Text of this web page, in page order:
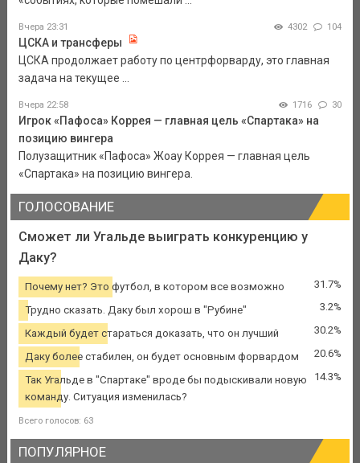
Вчера 23:31 4302 104
ЦСКА и трансферы
ЦСКА продолжает работу по центрфорварду, это главная
задача на текущее ...
Вчера 22:58 1716 30
Игрок «Пафоса» Коррея — главная цель «Спартака» на
позицию вингера
Полузащитник «Пафоса» Жоау Коррея — главная цель
«Спартака» на позицию вингера.
ГОЛОСОВАНИЕ
Сможет ли Угальде выиграть конкуренцию у
Даку?
Почему нет? Это футбол, в котором все возможно 31.7%
Трудно сказать. Даку был хорош в "Рубине" 3.2%
Каждый будет стараться доказать, что он лучший 30.2%
Даку более стабилен, он будет основным форвардом 20.6%
Так Угальде в "Спартаке" вроде бы подыскивали новую
команду. Ситуация изменилась?
14.3%
Всего голосов: 63
ПОПУЛЯРНОЕ